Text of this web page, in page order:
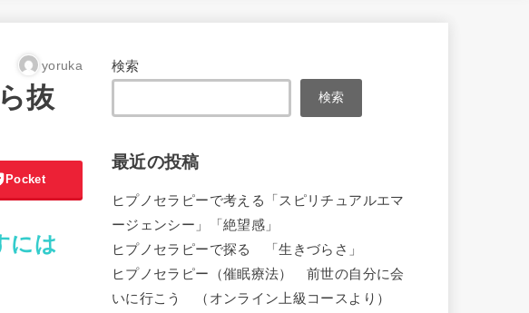
yoruka
抜
Pocket
には
検索
検索
最近の投稿
ヒプノセラピーで考える「スピリチュアルエマ
ージェンシー」「絶望感」
ヒプノセラピーで探る 「生きづらさ」
ヒプノセラピー（催眠療法） 前世の自分に会
いに行こう （オンライン上級コースより）